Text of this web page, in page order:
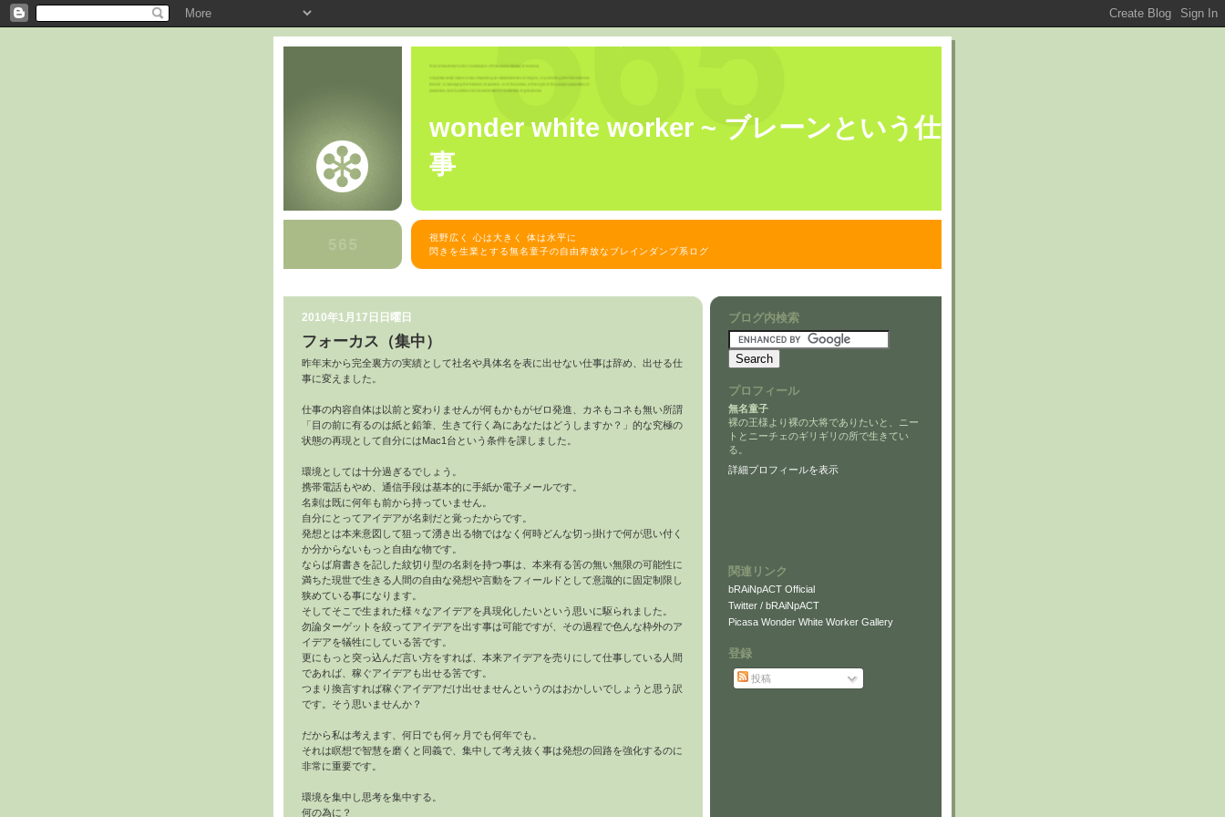
wonder white worker ~ ブレーンという仕
事
視野広く 心は大きく 体は水平に
閃きを生業とする無名童子の自由奔放なブレインダンプ系ログ
2010年1月17日日曜日
フォーカス（集中）
昨年末から完全裏方の実績として社名や具体名を表に出せない仕事は辞め、出せる仕
事に変えました。
仕事の内容自体は以前と変わりませんが何もかもがゼロ発進、カネもコネも無い所謂
「目の前に有るのは紙と鉛筆、生きて行く為にあなたはどうしますか？」的な究極の
状態の再現として自分にはMac1台という条件を課しました。
環境としては十分過ぎるでしょう。
携帯電話もやめ、通信手段は基本的に手紙か電子メールです。
名刺は既に何年も前から持っていません。
自分にとってアイデアが名刺だと覚ったからです。
発想とは本来意図して狙って湧き出る物ではなく何時どんな切っ掛けで何が思い付く
か分からないもっと自由な物です。
ならば肩書きを記した紋切り型の名刺を持つ事は、本来有る筈の無い無限の可能性に
満ちた現世で生きる人間の自由な発想や言動をフィールドとして意識的に固定制限し
狭めている事になります。
そしてそこで生まれた様々なアイデアを具現化したいという思いに駆られました。
勿論ターゲットを絞ってアイデアを出す事は可能ですが、その過程で色んな枠外のア
イデアを犠牲にしている筈です。
更にもっと突っ込んだ言い方をすれば、本来アイデアを売りにして仕事している人間
であれば、稼ぐアイデアも出せる筈です。
つまり換言すれば稼ぐアイデアだけ出せませんというのはおかしいでしょうと思う訳
です。そう思いませんか？
だから私は考えます、何日でも何ヶ月でも何年でも。
それは瞑想で智慧を磨くと同義で、集中して考え抜く事は発想の回路を強化するのに
非常に重要です。
環境を集中し思考を集中する。
何の為に？
ブログ内検索
プロフィール
無名童子
裸の王様より裸の大将でありたいと、ニー
トとニーチェのギリギリの所で生きてい
る。
詳細プロフィールを表示
関連リンク
bRAiNpACT Official
Twitter / bRAiNpACT
Picasa Wonder White Worker Gallery
登録
投稿